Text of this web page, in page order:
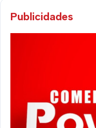
Publicidades